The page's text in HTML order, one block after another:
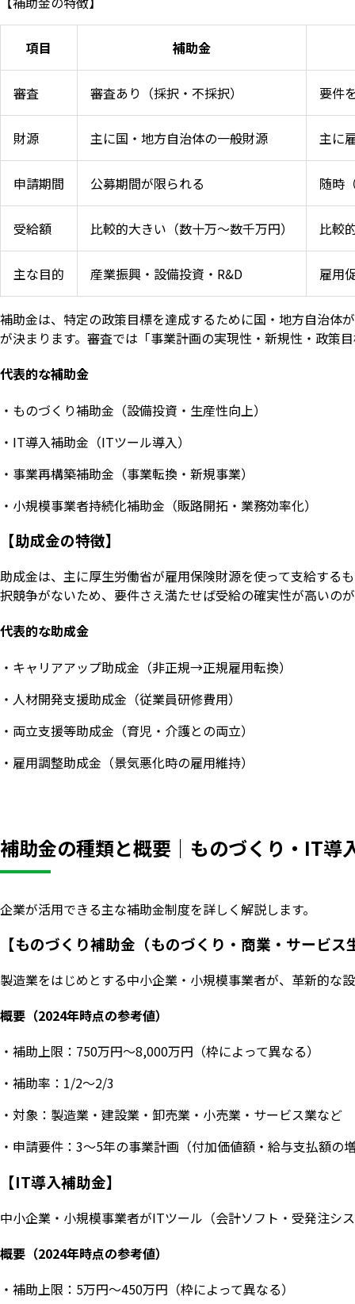
項目 補助金
審査 審査あり（採択・不採択） 要件
財源 主に国・地方自治体の一般財源 主に
申請期間 公募期間が限られる 随時
受給額 比較的大きい（数十万〜数千万円） 比較
主な目的 産業振興・設備投資・R&D 雇用
補助金は、特定の政策目標を達成するために国・地方自治体
が決まります。審査では「事業計画の実現性・新規性・政策
代表的な補助金
・ものづくり補助金（設備投資・生産性向上）
・IT導入補助金（ITツール導入）
・事業再構築補助金（事業転換・新規事業）
・小規模事業者持続化補助金（販路開拓・業務効率化）
【助成金の特徴】
助成金は、主に厚生労働省が雇用保険財源を使って支給する
択競争がないため、要件さえ満たせば受給の確実性が高いの
代表的な助成金
・キャリアアップ助成金（非正規→正規雇用転換）
・人材開発支援助成金（従業員研修費用）
・両立支援等助成金（育児・介護との両立）
・雇用調整助成金（景気悪化時の雇用維持）
補助金の種類と概要｜ものづくり・IT導
企業が活用できる主な補助金制度を詳しく解説します。
【ものづくり補助金（ものづくり・商業・サービ
製造業をはじめとする中小企業・小規模事業者が、革新的な
概要（2024年時点の参考値）
・補助上限：750万円〜8,000万円（枠によって異なる）
・補助率：1/2〜2/3
・対象：製造業・建設業・卸売業・小売業・サービス業など
・申請要件：3〜5年の事業計画（付加価値額・給与支払額の
【IT導入補助金】
中小企業・小規模事業者がITツール（会計ソフト・受発注シ
概要（2024年時点の参考値）
・補助上限：5万円〜450万円（枠によって異なる）